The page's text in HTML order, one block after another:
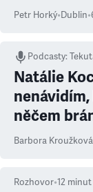
Petr Horký•Dublin•
Podcasty:
Natálie
něčem
Barbora Kroužková
Rozhovor•12 minut